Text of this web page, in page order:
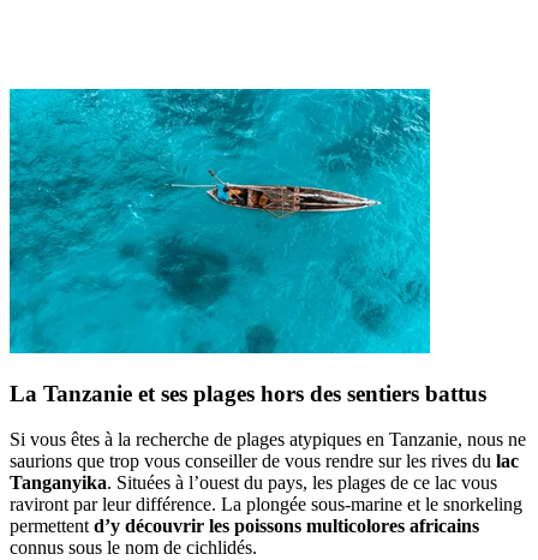
La Tanzanie et ses plages hors des sentiers battus
Si vous êtes à la recherche de plages atypiques en Tanzanie, nous ne
saurions que trop vous conseiller de vous rendre sur les rives du lac
Tanganyika. Situées à l’ouest du pays, les plages de ce lac vous
raviront par leur différence. La plongée sous-marine et le snorkeling
permettent d’y découvrir les poissons multicolores africains
connus sous le nom de cichlidés.